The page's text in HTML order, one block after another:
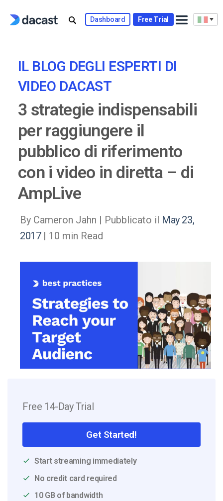
Dashboard Free Trial
IL BLOG DEGLI ESPERTI DI
VIDEO DACAST
3 strategie indispensabili
per raggiungere il
pubblico di riferimento
con i video in diretta – di
AmpLive
By Cameron Jahn | Pubblicato il May 23,
2017| 10 min Read
Free 14-Day Trial
Get Started!
Start streaming immediately
No credit card required
10 GB of bandwidth